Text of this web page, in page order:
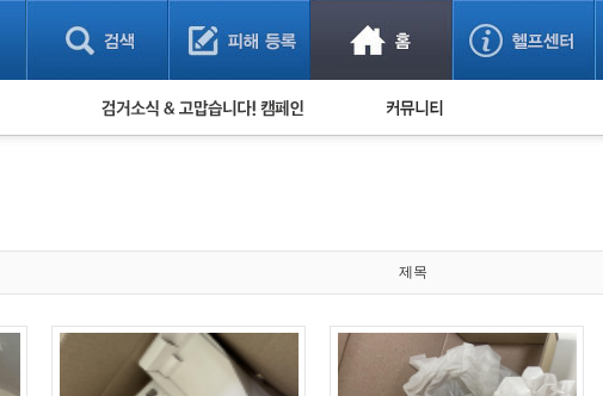
검거 소식 사기 예방했어요!
사기방지 아이디어
전문가 칼럼
금융사기 관련 영상
제목